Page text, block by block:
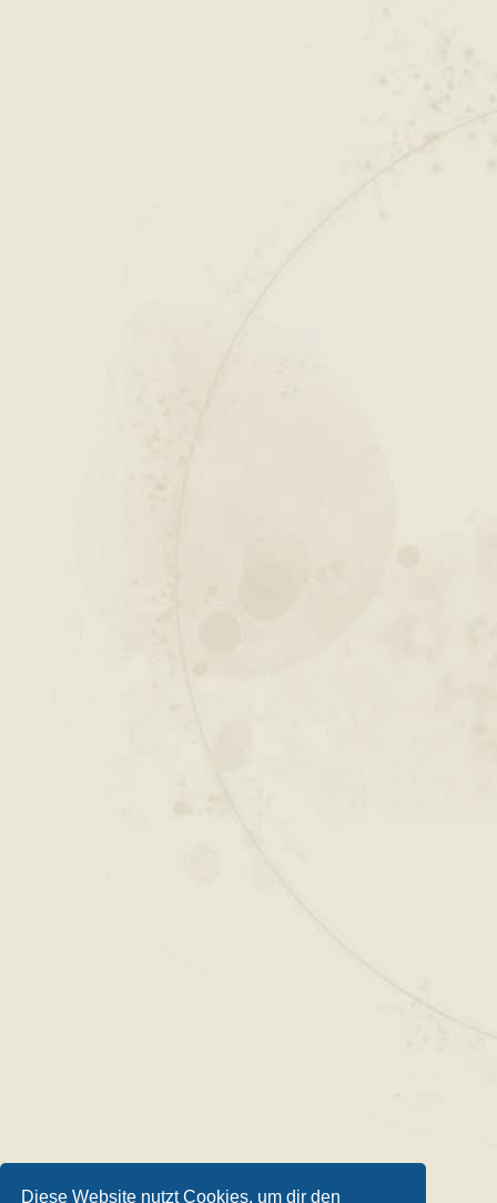
Diese Website nutzt Cookies, um dir den